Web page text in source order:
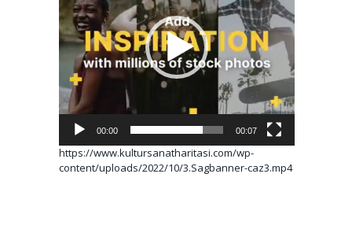
00:00 00:07
https://www.kultursanatharitasi.com/wp-
content/uploads/2022/10/3.Sagbanner-caz3.mp4